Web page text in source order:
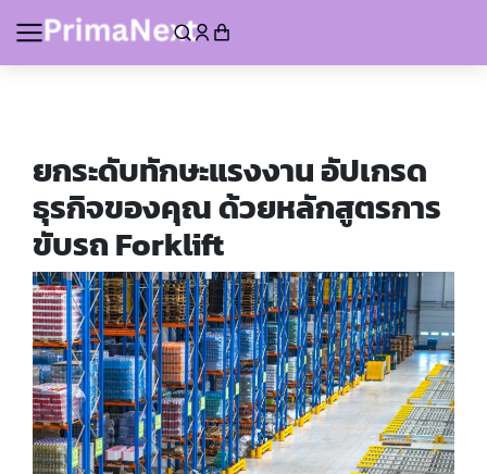
ยกระดับทักษะแรงงาน อัปเกรด
ธุรกิจของคุณ ด้วยหลักสูตรการ
ขับรถForklift